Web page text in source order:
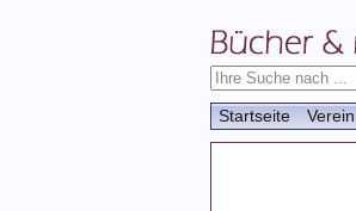
Startseite Verein